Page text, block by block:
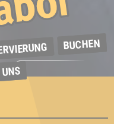
BUCHEN